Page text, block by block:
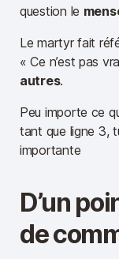
question le
Le martyr fait
« Ce n’est pas
autres.
Peu importe ce
tant que ligne 3,
importante
D’un
de